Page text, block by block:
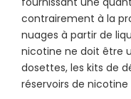
contrairement à la
nuages ​​à partir de
nicotine ne doit être
dosettes, les kits de
réservoirs de